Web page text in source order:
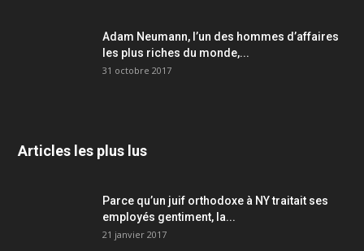
Adam Neumann, l’un des hommes d’affaires
les plus riches du monde,...
31 octobre 2017
Articles les plus lus
Parce qu’un juif orthodoxe à NY traitait ses
employés gentiment, la...
21 janvier 2017